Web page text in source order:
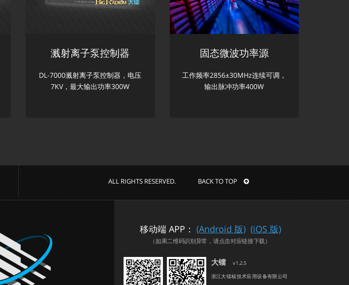
溅射离子泵控制器
DL-7000溅射离子泵控制器，电压
7KV，最大输出功率300W
固态微波功率源
工作频率2856±30MHz连续可调，
输出脉冲功率400W
ALL RIGHTS RESERVED. BACK TO TOP
移动端 APP： (Android 版) (iOS 版)
（如果二维码识别异常，请点击对应链接下载）
大镭
v1.2.5
浙江大镭核技术应用设备有限公司